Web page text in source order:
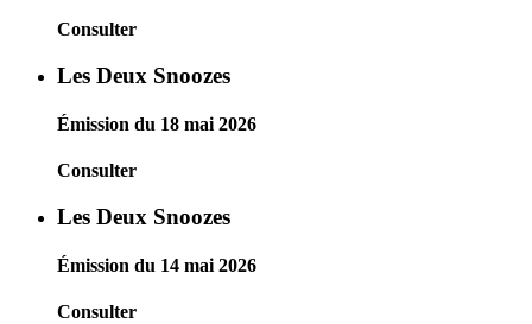
Consulter
Les Deux Snoozes
Émission du 18 mai 2026
Consulter
Les Deux Snoozes
Émission du 14 mai 2026
Consulter